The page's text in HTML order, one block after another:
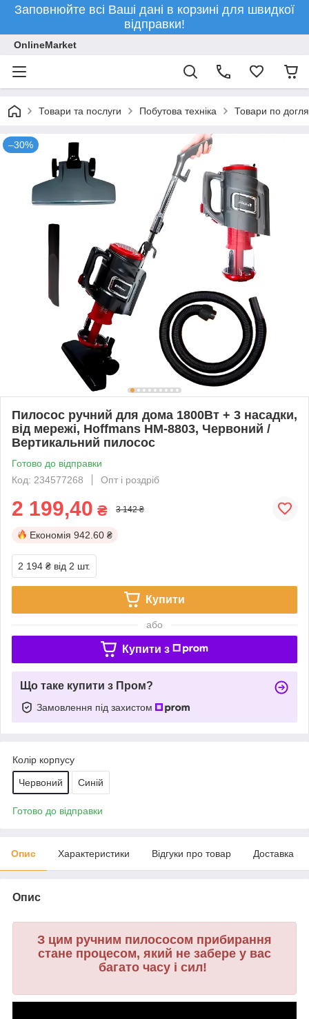
Заповнюйте всі Ваші дані в корзині для швидкої
відправки!
OnlineMarket
Товари та послуги Побутова техніка Товари по
–30%
Пилосос ручний для дома 1800Вт + 3 насадки,
від мережі, Hoffmans HM-8803, Червоний /
Вертикальний пилосос
Готово до відправки
Код: 234577268
Опт і роздріб
2 199,40 ₴ 3 142 ₴
Економія 942.60 ₴
2 194 ₴ від 2 шт.
Купити
або
Купити з
Що таке купити з Пром?
Замовлення під захистом
Колір корпусу
Червоний Синій
Готово до відправки
Опис Характеристики Відгуки про товар Доставка
Опис
З цим ручним пилососом прибирання
стане процесом, який не забере у вас
багато часу і сил!